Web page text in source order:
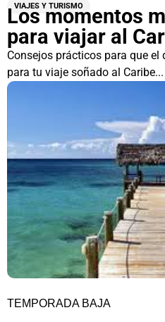
VIAJES Y TURISMO
Los momentos
para viajar al
Consejos prácticos para que
para tu viaje soñado al Caribe...
TEMPORADA BAJA